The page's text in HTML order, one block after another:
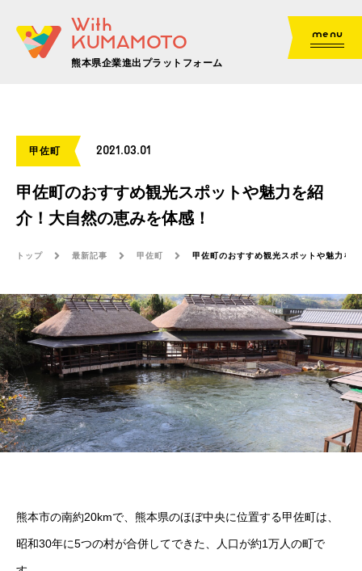
With
KUMAMOTO
熊本県企業進出プラットフォーム
menu
甲佐町 2021.03.01
甲佐町のおすすめ観光スポットや魅力を紹
介！大自然の恵みを体感！
トップ 最新記事 甲佐町 甲佐町のおすすめ観光スポットや魅力を
熊本市の南約20kmで、熊本県のほぼ中央に位置する甲佐町は、
昭和30年に5つの村が合併してできた、人口が約1万人の町で